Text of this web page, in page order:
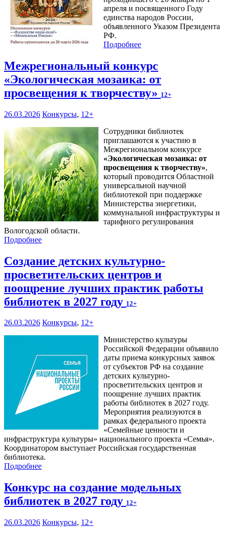
апреля и посвященного Году
единства народов России,
объявленного Указом Президента
РФ.
Подробнее
Межрегиональный конкурс
«Экологическая мозаика: от
просвещения к творчеству» 12+
26.03.2026 Конкурсы, 12+
Сотрудники библиотек
приглашаются к участию в
Межрегиональном конкурсе
«Экологическая мозаика: от
просвещения к творчеству»,
который проводится Областной
универсальной научной
библиотекой при поддержке
Министерства энергетики,
коммунальной инфраструктуры и
тарифного регулирования
Вологодской области.
Подробнее
Создание детских культурно-
просветительских центров и
поощрение лучших практик работы
библиотек в 2027 году 12+
26.03.2026 Конкурсы, 12+
Министерство культуры
Российской Федерации объявило
даты приема конкурсных заявок
от субъектов РФ на создание
детских культурно-
просветительских центров и
поощрение лучших практик
работы библиотек в 2027 году.
Мероприятия реализуются в
рамках федерального проекта
«Семейные ценности и
инфраструктура культуры» национального проекта «Семья».
Координатором выступает Российская государственная
библиотека.
Подробнее
Конкурс на создание модельных
библиотек в 2027 году 12+
26.03.2026 Конкурсы, 12+